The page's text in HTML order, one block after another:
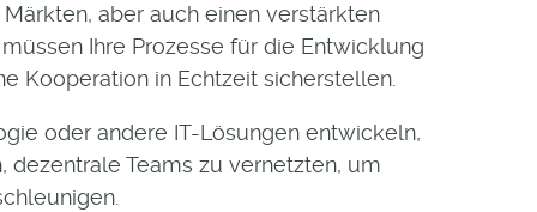
aber auch einen verstärkten
müssen Ihre Prozesse für die Entwicklung
Kooperation in Echtzeit sicherstellen.
oder andere IT-Lösungen entwickeln,
dezentrale Teams zu vernetzten, um